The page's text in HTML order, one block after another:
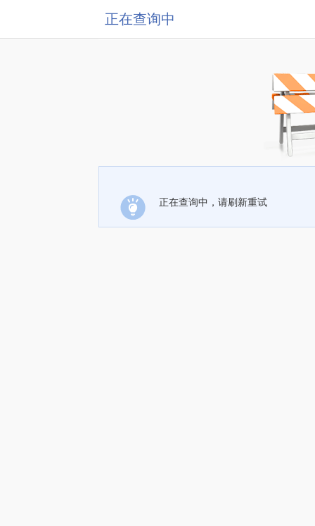
正在查询中
正在查询中，请刷新重试